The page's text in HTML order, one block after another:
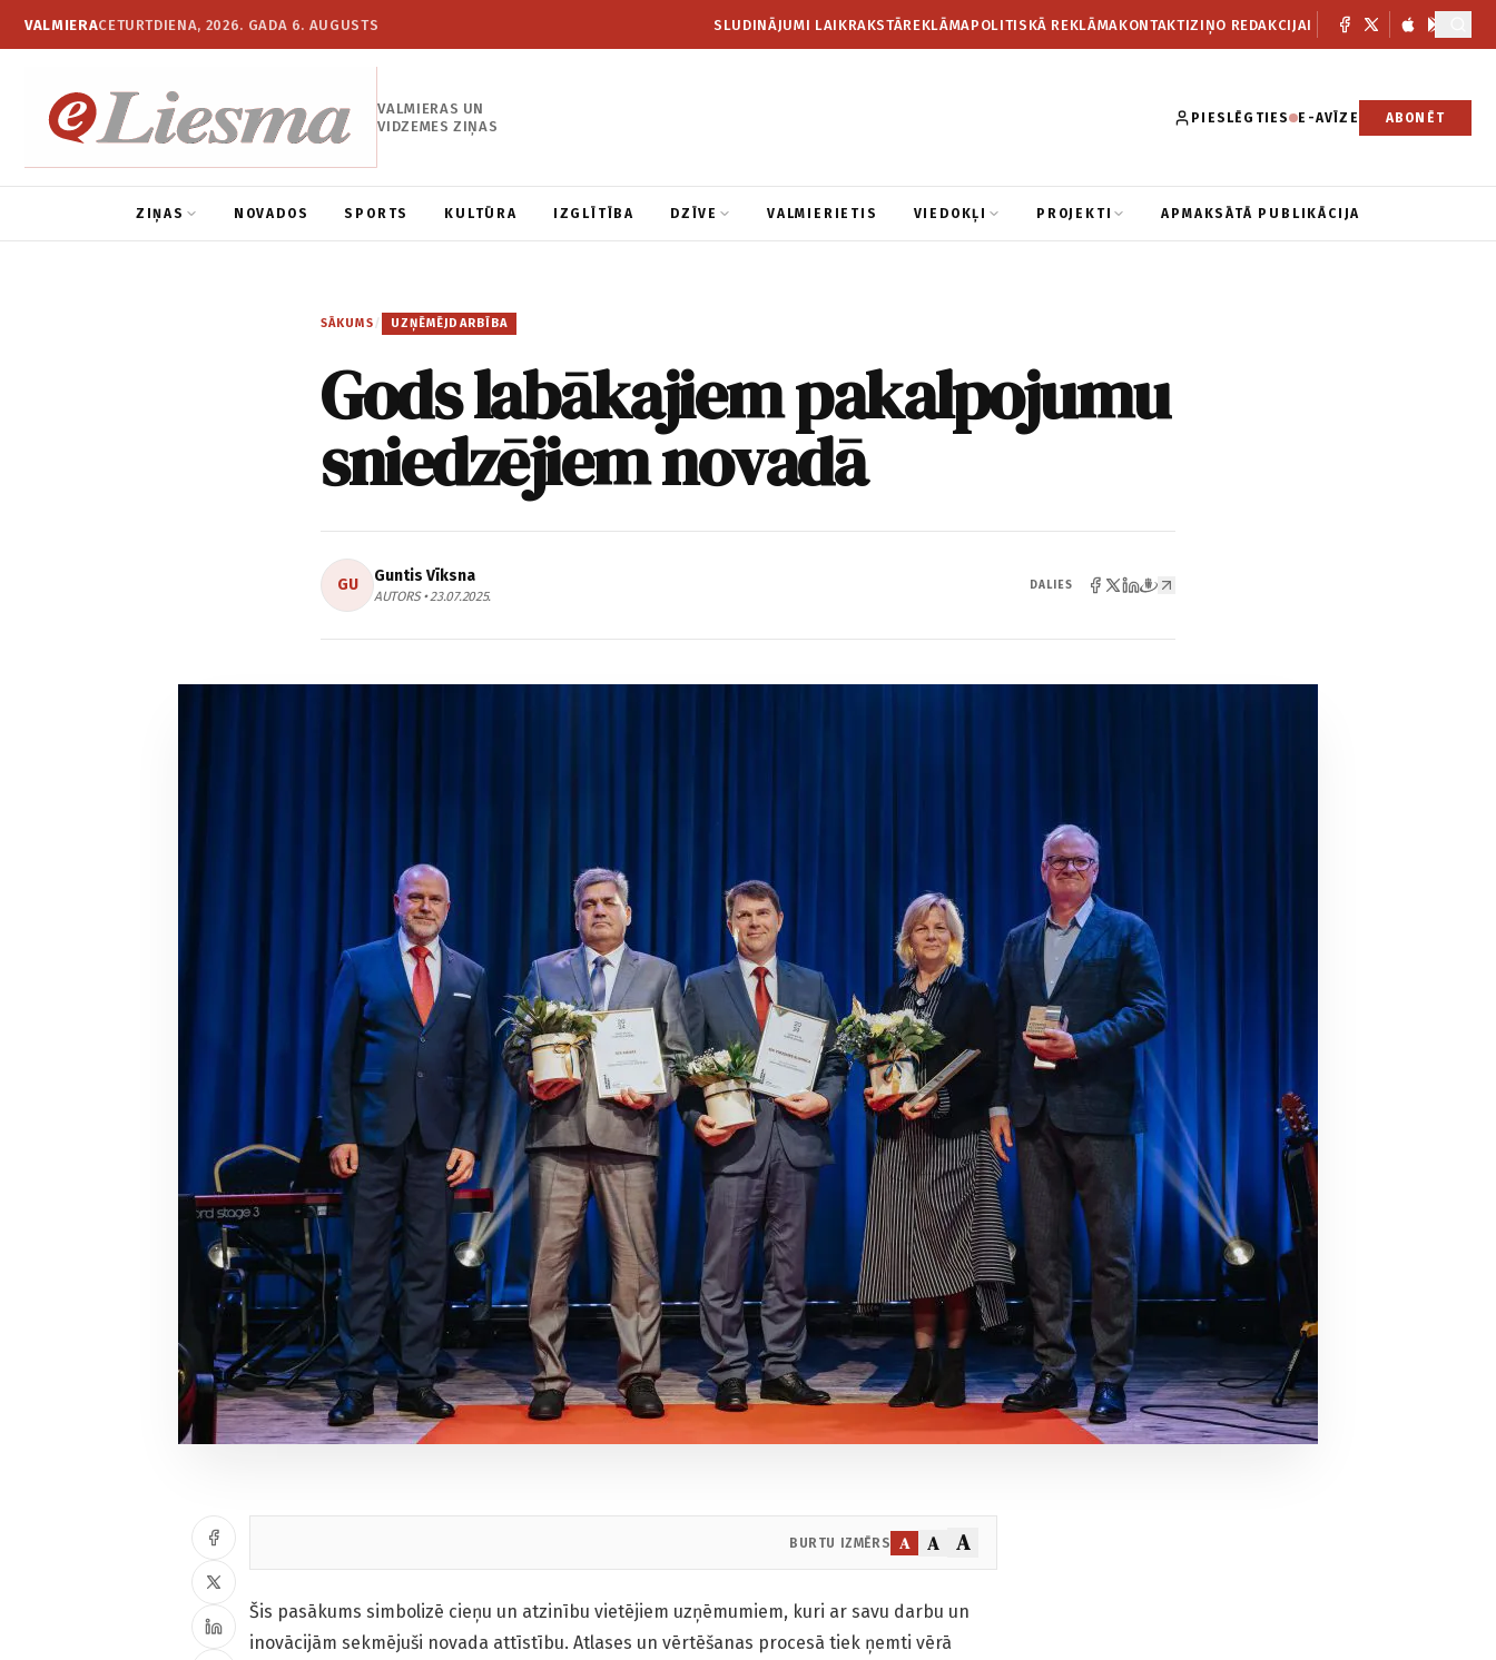
VALMIERACETURTDIENA, 2026. GADA 6. AUGUSTS SLUDINĀJUMI LAIKRAKSTĀREKLĀMAPOLITISKĀ REKLĀMAKONTAKTIZIŅO REDAKCIJAI
VALMIERAS UN
VIDZEMES ZIŅAS
PIESLĒGTIES E-AVĪZE ABONĒT
ZIŅAS NOVADOS SPORTS KULTŪRA IZGLĪTĪBA DZĪVE VALMIERIETIS VIEDOKĻI PROJEKTI APMAKSĀTĀ PUBLIKĀCIJA
SĀKUMS / UZŅĒMĒJDARBĪBA
Gods labākajiem pakalpojumu
sniedzējiem novadā
GU Guntis Vīksna
AUTORS • 23.07.2025.
DALIES
BURTU IZMĒRS A A A
Šis pasākums simbolizē cieņu un atzinību vietējiem uzņēmumiem, kuri ar savu darbu un
inovācijām sekmējuši novada attīstību. Atlases un vērtēšanas procesā tiek ņemti vērā